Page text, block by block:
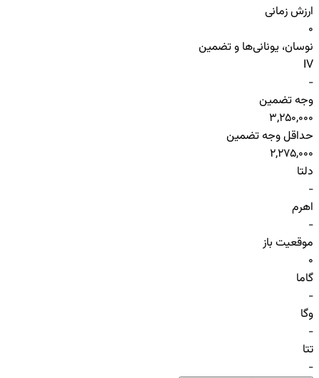
ارزش زمانی
0
نوسان، یونانی‌ها و تضمین
IV
-
وجه تضمین
3,250,000
حداقل وجه تضمین
2,275,000
دلتا
-
اهرم
-
موقعیت باز
0
گاما
-
وگا
-
تتا
-